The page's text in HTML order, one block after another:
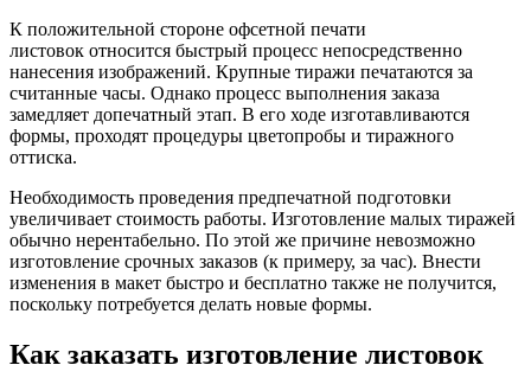
К положительной стороне офсетной печати
листовок относится быстрый процесс непосредственно
нанесения изображений. Крупные тиражи печатаются за
считанные часы. Однако процесс выполнения заказа
замедляет допечатный этап. В его ходе изготавливаются
формы, проходят процедуры цветопробы и тиражного
оттиска.
Необходимость проведения предпечатной подготовки
увеличивает стоимость работы. Изготовление малых тиражей
обычно нерентабельно. По этой же причине невозможно
изготовление срочных заказов (к примеру, за час). Внести
изменения в макет быстро и бесплатно также не получится,
поскольку потребуется делать новые формы.
Как заказать изготовление листовок